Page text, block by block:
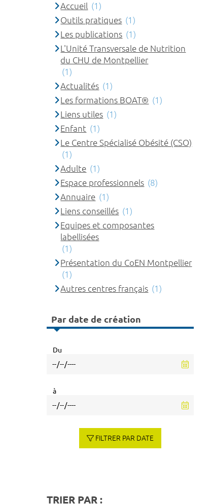
Accueil (1)
Outils pratiques (1)
Les publications (1)
L'Unité Transversale de Nutrition
du CHU de Montpellier
(1)
Actualités (1)
Les formations BOAT® (1)
Liens utiles (1)
Enfant (1)
Le Centre Spécialisé Obésité (CSO)
(1)
Adulte (1)
Espace professionnels (8)
Annuaire (1)
Liens conseillés (1)
Equipes et composantes
labellisées
(1)
Présentation du CoEN Montpellier
(1)
Autres centres français (1)
Par date de création
Du
à
FILTRER PAR DATE
TRIER PAR :